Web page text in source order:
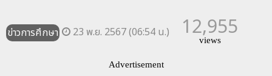
ข่าวการศึกษา 23 พ.ย. 2567 (06:54 น.) 12,955
views
Advertisement